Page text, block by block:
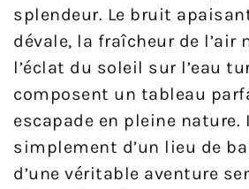
splendeur. Le bruit
dévale, la fraîcheur de l’air
l’éclat du soleil sur l’eau
composent un tableau
escapade en pleine nature.
simplement d’un lieu de
d’une véritable aventure